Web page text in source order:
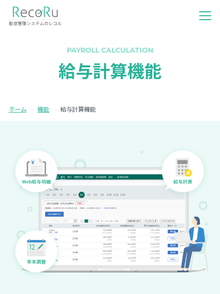
勤怠管理システムのレコル
PAYROLL CALCULATION
給与計算機能
ホーム 機能 給与計算機能